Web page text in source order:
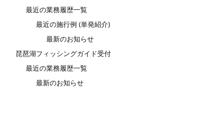
最近の業務履歴一覧
最近の施行例 (単発紹介)
最新のお知らせ
琵琶湖フィッシングガイド受付
最近の業務履歴一覧
最新のお知らせ